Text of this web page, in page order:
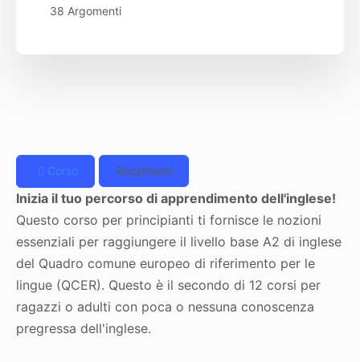
Corso Recensioni
Inizia il tuo percorso di apprendimento dell'inglese!
Questo corso per principianti ti fornisce le nozioni
essenziali per raggiungere il livello base A2 di inglese
del Quadro comune europeo di riferimento per le
lingue (QCER). Questo è il secondo di 12 corsi per
ragazzi o adulti con poca o nessuna conoscenza
pregressa dell'inglese.
38 Argomenti